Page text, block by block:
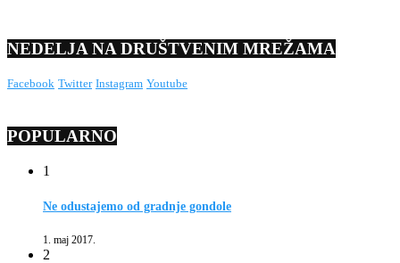
NEDELJA NA DRUŠTVENIM MREŽAMA
Facebook Twitter Instagram Youtube
POPULARNO
1
Ne odustajemo od gradnje gondole
1. maj 2017.
2